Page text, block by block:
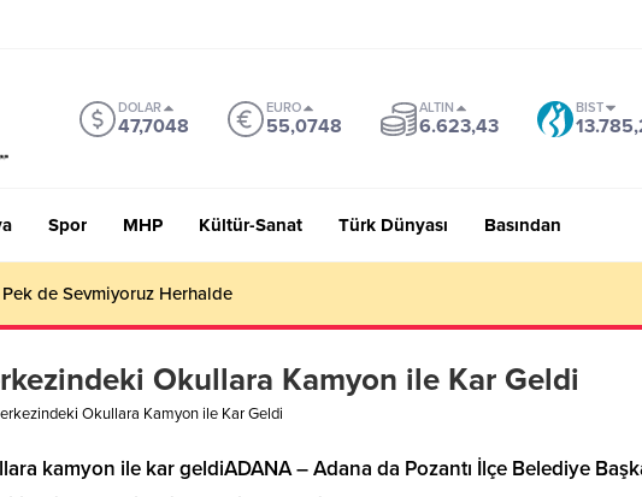
DOLAR
47,7048
EURO
55,0748
ALTIN
6.623,43
BIST
Spor MHP Kültür-Sanat Türk Dünyası Basından
Pek de Sevmiyoruz Herhalde
Okullara Kamyon ile Kar Geldi
Okullara Kamyon ile Kar Geldi
kamyon ile kar geldiADANA – Adana da Pozantı İlçe Belediye